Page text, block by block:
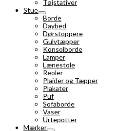
Tøjstativer
Stue
Borde
Daybed
Dørstoppere
Gulvtæpper
Konsolborde
Lamper
Lænestole
Reoler
Plaider og Tæpper
Plakater
Puf
Sofaborde
Vaser
Urtepotter
Mærker